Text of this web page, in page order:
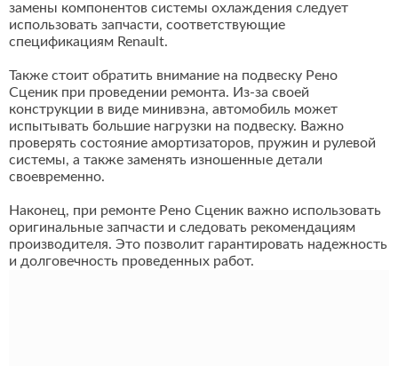
замены компонентов системы охлаждения следует
использовать запчасти, соответствующие
спецификациям Renault.
Также стоит обратить внимание на подвеску Рено
Сценик при проведении ремонта. Из-за своей
конструкции в виде минивэна, автомобиль может
испытывать большие нагрузки на подвеску. Важно
проверять состояние амортизаторов, пружин и рулевой
системы, а также заменять изношенные детали
своевременно.
Наконец, при ремонте Рено Сценик важно использовать
оригинальные запчасти и следовать рекомендациям
производителя. Это позволит гарантировать надежность
и долговечность проведенных работ.